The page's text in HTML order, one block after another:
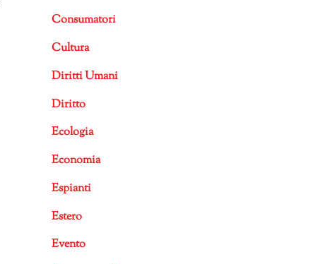
Consumatori
Cultura
Diritti Umani
Diritto
Ecologia
Economia
Espianti
Estero
Evento